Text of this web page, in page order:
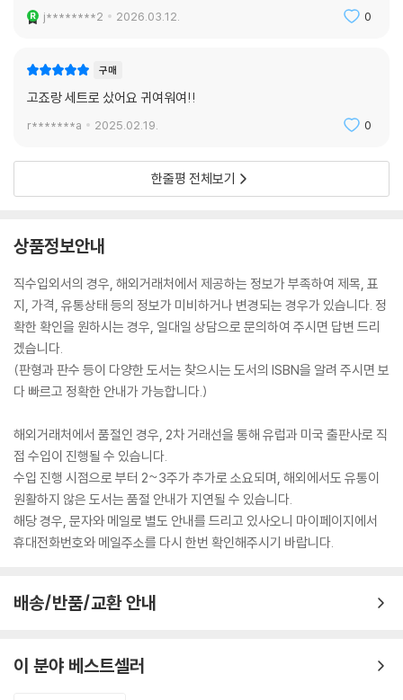
j********2 2026.03.12. 0
구매
고죠랑 세트로 샀어요 귀여워여!!
r*******a 2025.02.19. 0
한줄평 전체보기
상품정보안내
직수입외서의 경우, 해외거래처에서 제공하는 정보가 부족하여 제목, 표
지, 가격, 유통상태 등의 정보가 미비하거나 변경되는 경우가 있습니다. 정
확한 확인을 원하시는 경우, 일대일 상담으로 문의하여 주시면 답변 드리
겠습니다.
(판형과 판수 등이 다양한 도서는 찾으시는 도서의 ISBN을 알려 주시면 보
다 빠르고 정확한 안내가 가능합니다.)
해외거래처에서 품절인 경우, 2차 거래선을 통해 유럽과 미국 출판사로 직
접 수입이 진행될 수 있습니다.
수입 진행 시점으로 부터 2~3주가 추가로 소요되며, 해외에서도 유통이
원활하지 않은 도서는 품절 안내가 지연될 수 있습니다.
해당 경우, 문자와 메일로 별도 안내를 드리고 있사오니 마이페이지에서
휴대전화번호와 메일주소를 다시 한번 확인해주시기 바랍니다.
배송/반품/교환 안내
이 분야 베스트셀러